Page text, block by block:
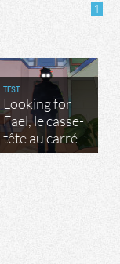
1
TEST
Looking for
Fael, le casse-
tête au carré